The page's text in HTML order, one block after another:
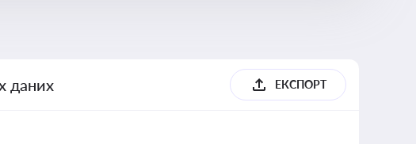
даних ЕКСПОРТ